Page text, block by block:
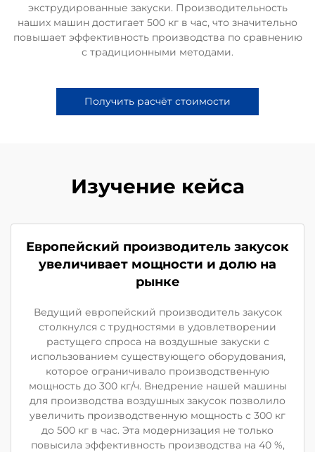
экструдированные закуски. Производительность
наших машин достигает 500 кг в час, что значительно
повышает эффективность производства по сравнению
с традиционными методами.
Получить расчёт стоимости
Изучение кейса
Европейский производитель закусок
увеличивает мощности и долю на
рынке
Ведущий европейский производитель закусок
столкнулся с трудностями в удовлетворении
растущего спроса на воздушные закуски с
использованием существующего оборудования,
которое ограничивало производственную
мощность до 300 кг/ч. Внедрение нашей машины
для производства воздушных закусок позволило
увеличить производственную мощность с 300 кг
до 500 кг в час. Эта модернизация не только
повысила эффективность производства на 40 %,